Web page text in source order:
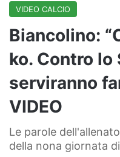
VIDEO CALCIO
Biancolino:
ko. Contro lo
serviranno
VIDEO
Le parole
della nona giornata